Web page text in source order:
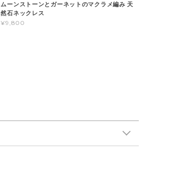
ムーンストーンとガーネットのマクラメ編み 天
然石ネックレス
¥9,800